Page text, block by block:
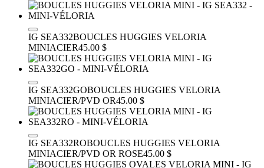
IG SEA332BOUCLES HUGGIES VELORIA
MINIACIER45.00 $
IG SEA332GOBOUCLES HUGGIES VELORIA
MINIACIER/PVD OR45.00 $
IG SEA332ROBOUCLES HUGGIES VELORIA
MINIACIER/PVD OR ROSE45.00 $